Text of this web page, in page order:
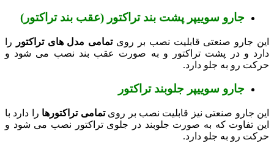
جارو سوییپر پشت بند تراکتور (عقب بند تراکتور)
این جارو صنعتی قابلیت نصب بر رویتمامی مدل های تراکتور
را
دارد و در پشت تراکتور و به صورت عقب بند نصب می شود و
حرکت رو به جلو دارد.
جارو سوییپر جلوبند تراکتور
این جارو صنعتی نیز قابلیت نصب بر رویتمامی تراکتورها را دارد با
این تفاوت که به صورت جلوبند در جلوی تراکتور نصب می شود و
حرکت رو به جلو دارد.